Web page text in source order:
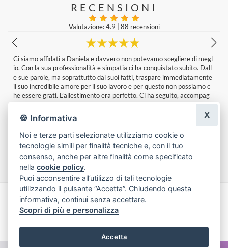
RECENSIONI
Valutazione: 4.9 88 recensioni
Qualità dei fiori , servizio e composizione stupenda
Francesco mineo|un giorno fa
Lascia una recensione
Made with byInfoser.it- Realizzazione Siti ecommerce per Fioristi
2026
Termini e Condizioni
🍪 Informativa
Noi e terze parti selezionate utilizziamo cookie o
tecnologie simili per finalità tecniche e, con il tuo
consenso, anche per altre finalità come specificato
nellacookie policy.
Puoi acconsentire all’utilizzo di tali tecnologie
utilizzando il pulsante “Accetta”. Chiudendo questa
informativa, continui senza accettare.
Scopri di più e personalizza
Accetta
X